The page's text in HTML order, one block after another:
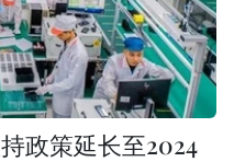
政策延长至2024